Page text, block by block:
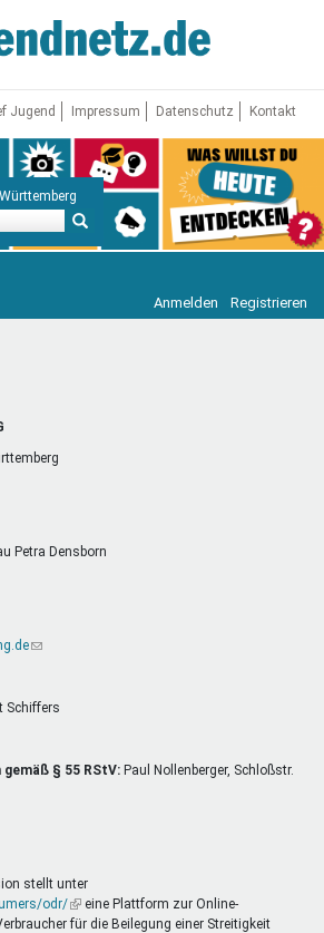
Jugend Impressum Datenschutz Kontakt
Anmelden Registrieren
Petra Densborn
(Link
Mail)
Schiffers
§ 55 RStV: Paul Nollenberger, Schloßstr.
stellt unter
odr/(Link
ist
eine Plattform zur Online-
für die Beilegung einer Streitigkeit